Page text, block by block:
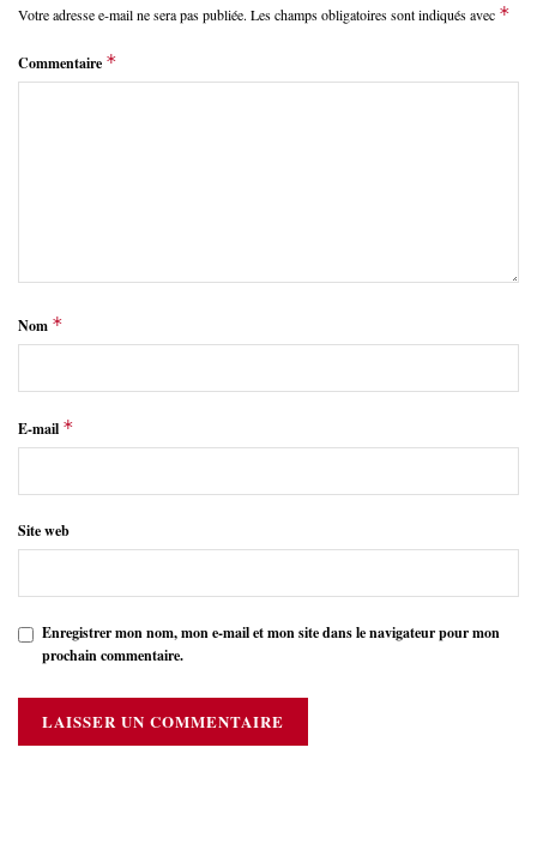
Votre adresse e-mail ne sera pas publiée. Les champs obligatoires sont indiqués avec *
Commentaire *
Nom *
E-mail *
Site web
Enregistrer mon nom, mon e-mail et mon site dans le navigateur pour mon
prochain commentaire.